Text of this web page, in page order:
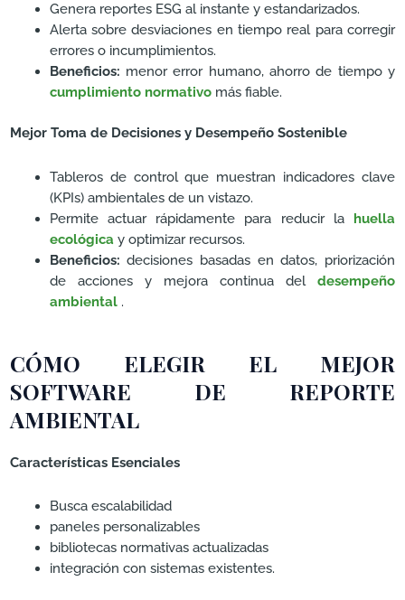
Genera reportes ESG al instante y estandarizados.
Alerta sobre desviaciones en tiempo real para corregir
errores o incumplimientos.
Beneficios: menor error humano, ahorro de tiempo y
cumplimiento normativo más fiable.
Mejor Toma de Decisiones y Desempeño Sostenible
Tableros de control que muestran indicadores clave
(KPIs) ambientales de un vistazo.
Permite actuar rápidamente para reducir la huella
ecológica y optimizar recursos.
Beneficios:decisiones basadas en datos, priorización
de acciones y mejora continua del desempeño
ambiental.
CÓMO ELEGIR EL MEJOR
SOFTWARE DE REPORTE
AMBIENTAL
Características Esenciales
Busca escalabilidad
paneles personalizables
bibliotecas normativas actualizadas
integración con sistemas existentes.